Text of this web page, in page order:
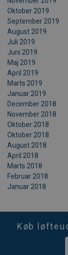
Oktober 2019
September 2019
August 2019
Juli 2019
Juni 2019
Maj 2019
April 2019
Marts 2019
Januar 2019
December 2018
November 2018
Oktober 2018
Oktober 2018
August 2018
April 2018
Marts 2018
Februar 2018
Januar 2018
Køb